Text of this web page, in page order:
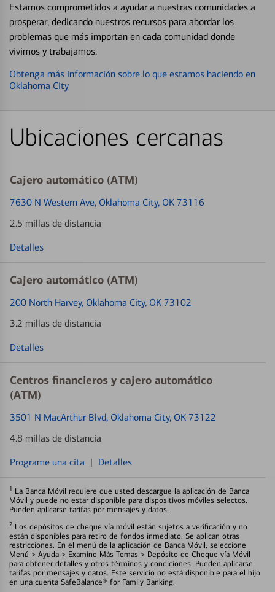
Estamos comprometidos a ayudar a nuestras comunidades a
prosperar, dedicando nuestros recursos para abordar los
problemas que más importan en cada comunidad donde
vivimos y trabajamos.
Obtenga más información sobre lo que estamos haciendo en
Oklahoma City
Ubicaciones cercanas
Cajero automático (ATM)
7630 N Western Ave, Oklahoma City, OK 73116
2.5 millas de distancia
Detalles
Cajero automático (ATM)
200 North Harvey, Oklahoma City, OK 73102
3.2 millas de distancia
Detalles
Centros financieros y cajero automático
(ATM)
3501 N MacArthur Blvd, Oklahoma City, OK 73122
4.8 millas de distancia
Programe una cita | Detalles
1 La Banca Móvil requiere que usted descargue la aplicación de Banca
Móvil y puede no estar disponible para dispositivos móviles selectos.
Pueden aplicarse tarifas por mensajes y datos.
2 Los depósitos de cheque vía móvil están sujetos a verificación y no
están disponibles para retiro de fondos inmediato. Se aplican otras
restricciones. En el menú de la aplicación de Banca Móvil, seleccione
Menú > Ayuda > Examine Más Temas > Depósito de Cheque vía Móvil
para obtener detalles y otros términos y condiciones. Pueden aplicarse
tarifas por mensajes y datos. Este servicio no está disponible para el hijo
en una cuenta SafeBalance® for Family Banking.